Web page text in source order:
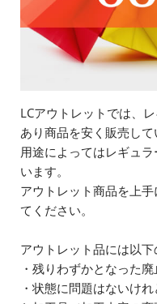
LCアウトレットでは、
あり商品を安く販売して
用途によってはレギュ
います。
アウトレット商品を上
てください。
アウトレット品には以下
・残りわずかとなった
・状態に問題はないけ